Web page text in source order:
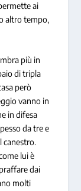
ai
altro tempo,
più in
di tripla
però
vanno in
in difesa
da tre e
canestro.
lui è
dai
molti